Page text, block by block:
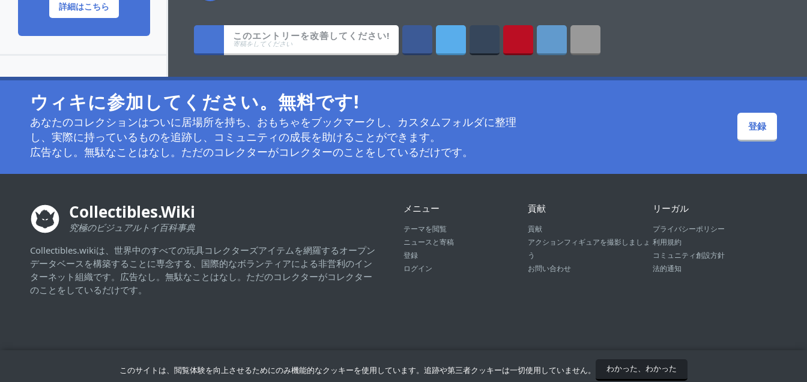
詳細はこちら
このエントリーを改善してください!
寄稿をしてください
ウィキに参加してください。無料です!
あなたのコレクションはついに居場所を持ち、おもちゃをブックマークし、カスタムフォルダに整理
し、実際に持っているものを追跡し、コミュニティの成長を助けることができます。
広告なし。無駄なことはなし。ただのコレクターがコレクターのことをしているだけです。
登録
Collectibles.Wiki
究極のビジュアルトイ百科事典
Collectibles.wikiは、世界中のすべての玩具コレクターズアイテムを網羅するオープン
データベースを構築することに専念する、国際的なボランティアによる非営利のイン
ターネット組織です。広告なし。無駄なことはなし。ただのコレクターがコレクター
のことをしているだけです。
メニュー
テーマを閲覧
ニュースと寄稿
登録
ログイン
貢献
貢献
アクションフィギュアを撮影しましょ
う
お問い合わせ
リーガル
プライバシーポリシー
利用規約
コミュニティ創設方針
法的通知
製造元： YOOLK.NINJA制作
このサイトは、閲覧体験を向上させるためにのみ機能的なクッキーを使用しています。追跡や第三者クッキーは一切使用していません。 わかった、わかった